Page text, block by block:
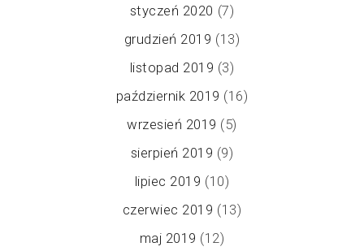
styczeń 2020 (7)
grudzień 2019 (13)
listopad 2019 (3)
październik 2019 (16)
wrzesień 2019 (5)
sierpień 2019 (9)
lipiec 2019 (10)
czerwiec 2019 (13)
maj 2019 (12)